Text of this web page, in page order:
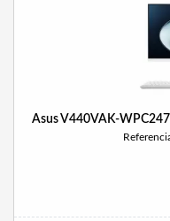
Asus V440VAK-